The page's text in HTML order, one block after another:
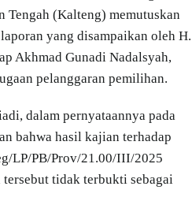
Tengah (Kalteng) memutuskan
yang disampaikan oleh H.
Akhmad Gunadi Nadalsyah,
pelanggaran pemilihan.
dalam pernyataannya pada
bahwa hasil kajian terhadap
LP/PB/Prov/21.00/III/2025
tidak terbukti sebagai